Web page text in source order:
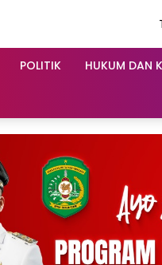
POLITIK HUKUM DAN